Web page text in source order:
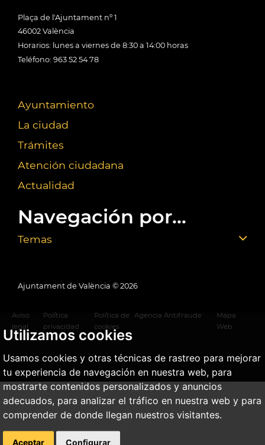
Utilizamos cookies
Usamos cookies y otras técnicas de rastreo para mejorar
tu experiencia de navegación en nuestra web, para
mostrarte contenidos personalizados y anuncios
adecuados, para analizar el tráfico en nuestra web y para
comprender de donde llegan nuestros visitantes.
Aceptar Configurar
Plaça de l'Ajuntament nº 1
46002 València
Horarios: lunes a viernes de 8:30 a 14:00 horas
Teléfono: 963 52 54 78
Ayuntamiento
La ciudad
Trámites
Atención ciudadana
Actualidad
Navegación por...
Temas
Ajuntament de València © 2026
Aviso
legal
Política
privacidad
Política de
cookies
Agencia Antifraude
Mapa
Web